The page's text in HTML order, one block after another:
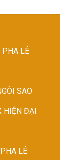
PHA LÊ
SAO
HIỆN ĐẠI
LÊ